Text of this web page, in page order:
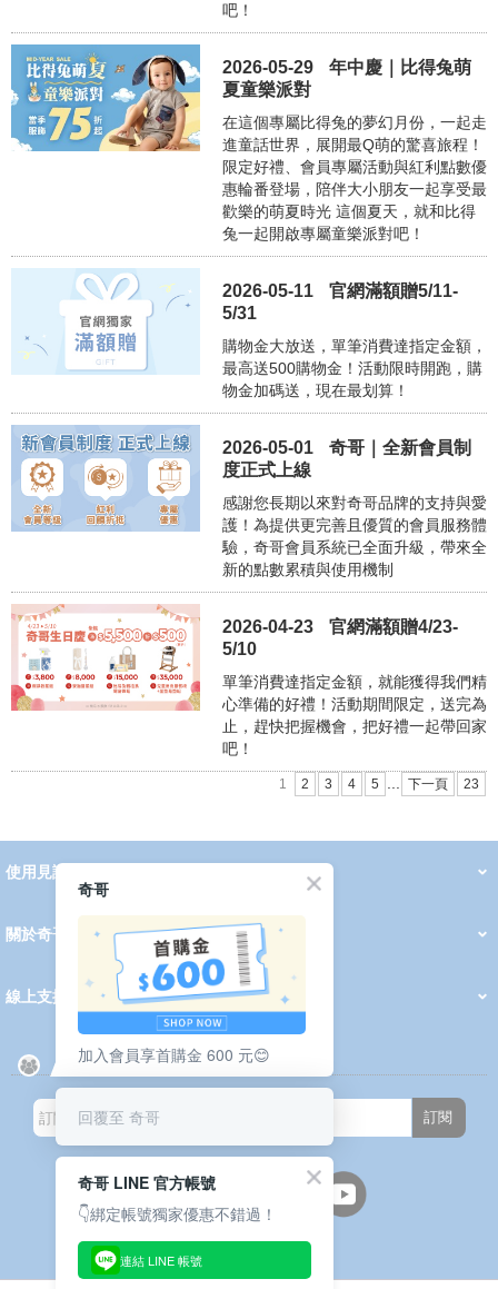
吧！
2026-05-29
年中慶｜比得兔萌
夏童樂派對
在這個專屬比得兔的夢幻月份，一起走
進童話世界，展開最Q萌的驚喜旅程！
限定好禮、會員專屬活動與紅利點數優
惠輪番登場，陪伴大小朋友一起享受最
歡樂的萌夏時光 這個夏天，就和比得
兔一起開啟專屬童樂派對吧！
2026-05-11
官網滿額贈5/11-
5/31
購物金大放送，單筆消費達指定金額，
最高送500購物金！活動限時開跑，購
物金加碼送，現在最划算！
2026-05-01
奇哥｜全新會員制
度正式上線
感謝您長期以來對奇哥品牌的支持與愛
護！為提供更完善且優質的會員服務體
驗，奇哥會員系統已全面升級，帶來全
新的點數累積與使用機制
2026-04-23
官網滿額贈4/23-
5/10
單筆消費達指定金額，就能獲得我們精
心準備的好禮！活動期間限定，送完為
止，趕快把握機會，把好禮一起帶回家
吧！
1 2 3 4 5 ... 下一頁 23
使用見證 線上DM
關於奇哥
會員中心
會員權益說明
我的帳戶
訂單查詢
紅利點數
修改會員資料
活動報名
線上支援
隱私權聲明
保固卡登錄
訂閱電子報
訂閱
週一至週五(上班日)
9:30~12:00 13:00~17:00
●中午12:00-13:00休息●
奇哥
加入會員享首購金 600 元😊
回覆至 奇哥
奇哥 LINE 官方帳號
👇綁定帳號獨家優惠不錯過！
連結 LINE 帳號